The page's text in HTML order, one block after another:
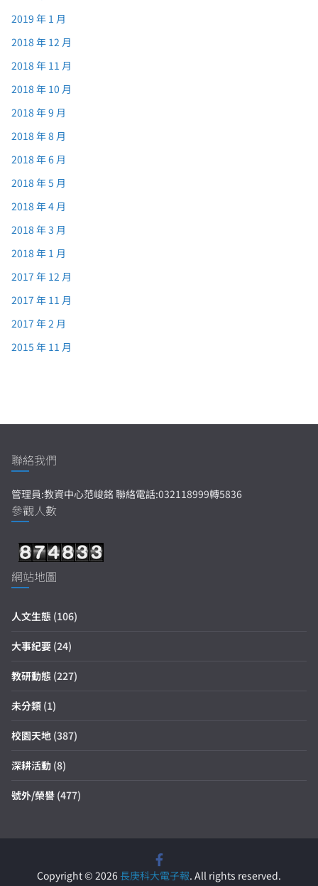
2019 年 1 月
2018 年 12 月
2018 年 11 月
2018 年 10 月
2018 年 9 月
2018 年 8 月
2018 年 6 月
2018 年 5 月
2018 年 4 月
2018 年 3 月
2018 年 1 月
2017 年 12 月
2017 年 11 月
2017 年 2 月
2015 年 11 月
聯絡我們
管理員:教資中心范峻銘 聯絡電話:032118999轉5836
參觀人數
網站地圖
人文生態 (106)
大事紀要 (24)
教研動態 (227)
未分類 (1)
校園天地 (387)
深耕活動 (8)
號外/榮譽 (477)
Copyright © 2026長庚科大電子報. All rights reserved.